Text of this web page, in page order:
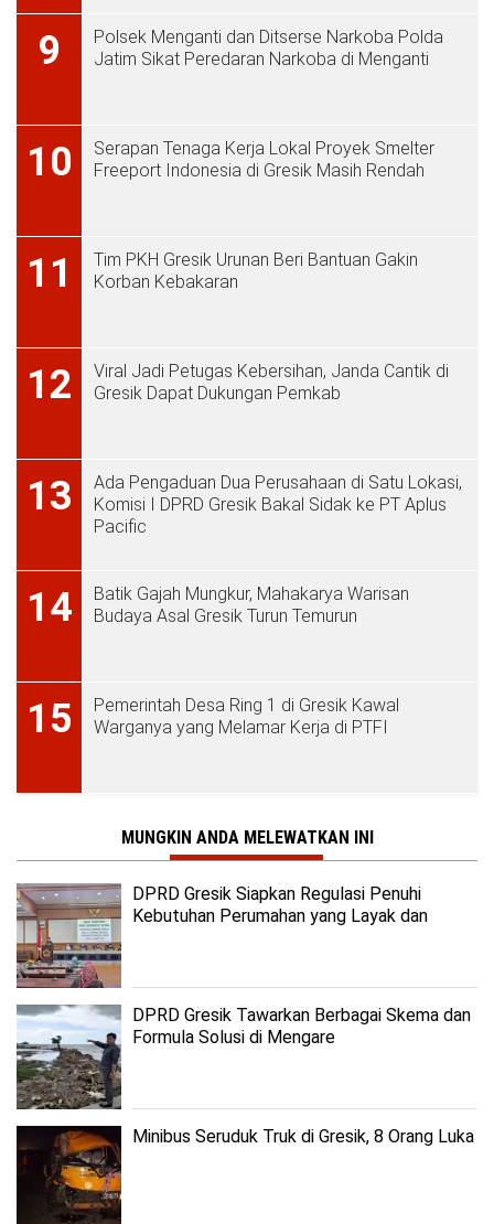
9
Polsek Menganti dan Ditserse Narkoba Polda
Jatim Sikat Peredaran Narkoba di Menganti
10
Serapan Tenaga Kerja Lokal Proyek Smelter
Freeport Indonesia di Gresik Masih Rendah
11
Tim PKH Gresik Urunan Beri Bantuan Gakin
Korban Kebakaran
12
Viral Jadi Petugas Kebersihan, Janda Cantik di
Gresik Dapat Dukungan Pemkab
13
Ada Pengaduan Dua Perusahaan di Satu Lokasi,
Komisi I DPRD Gresik Bakal Sidak ke PT Aplus
Pacific
14
Batik Gajah Mungkur, Mahakarya Warisan
Budaya Asal Gresik Turun Temurun
15
Pemerintah Desa Ring 1 di Gresik Kawal
Warganya yang Melamar Kerja di PTFI
MUNGKIN ANDA MELEWATKAN INI
DPRD Gresik Siapkan Regulasi Penuhi
Kebutuhan Perumahan yang Layak dan
DPRD Gresik Tawarkan Berbagai Skema dan
Formula Solusi di Mengare
Minibus Seruduk Truk di Gresik, 8 Orang Luka